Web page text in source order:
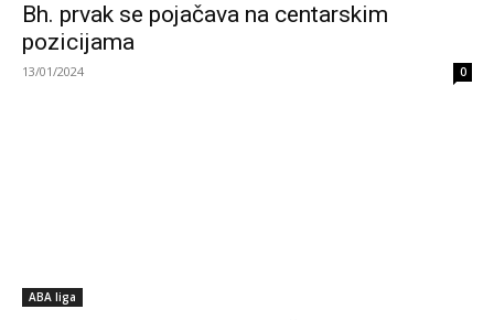
Bh. prvak se pojačava na centarskim
pozicijama
13/01/2024 0
ABA liga